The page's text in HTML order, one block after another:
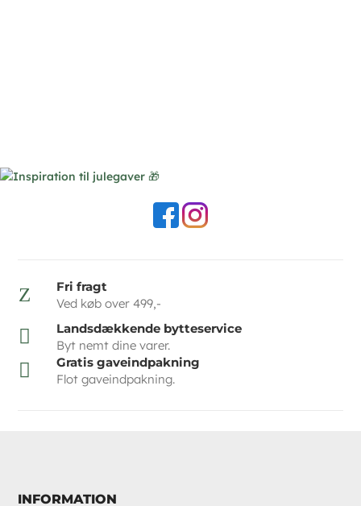
Z
Fri fragt
Ved køb over 499,-

Landsdækkende bytteservice
Byt nemt dine varer.

Gratis gaveindpakning
Flot gaveindpakning.
INFORMATION